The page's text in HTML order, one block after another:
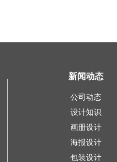
新闻动态
公司动态
设计知识
画册设计
海报设计
包装设计